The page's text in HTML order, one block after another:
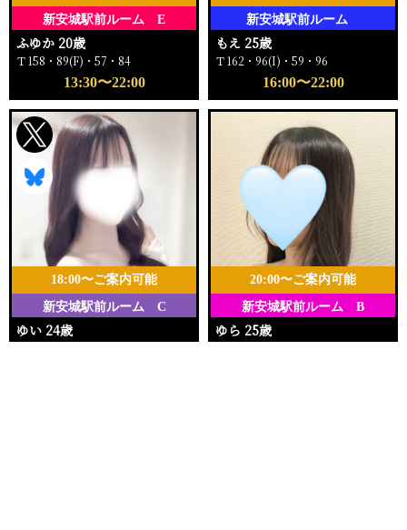
新安城駅前ルーム E
ふゆか 20歳
Ｔ158・89(F)・57・84
13:30〜22:00
新安城駅前ルーム
もえ 25歳
Ｔ162・96(I)・59・96
16:00〜22:00
新安城駅前ルーム C
18:00〜ご案内可能
ゆい 24歳
新安城駅前ルーム B
20:00〜ご案内可能
ゆら 25歳